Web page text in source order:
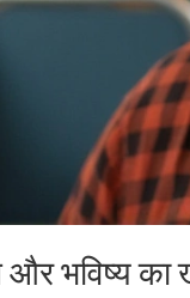
भविष्य का